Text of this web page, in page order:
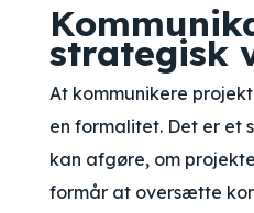
strategisk
At kommunikere
en formalitet. Det er et
kan afgøre, om
formår at oversætte